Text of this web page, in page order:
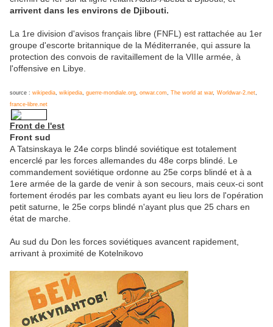
arrivent dans les environs de Djibouti.
La 1re division d'avisos français libre (FNFL) est rattachée au 1er
groupe d'escorte britannique de la Méditerranée, qui assure la
protection des convois de ravitaillement de la VIIIe armée, à
l'offensive en Libye.
source : wikipedia, wikipedia, guerre-mondiale.org, onwar.com, The world at war, Worldwar-2.net,
france-libre.net
Front de l'est
Front sud
A Tatsinskaya le 24e corps blindé soviétique est totalement
encerclé par les forces allemandes du 48e corps blindé. Le
commandement soviétique ordonne au 25e corps blindé et à a
1ere armée de la garde de venir à son secours, mais ceux-ci sont
fortement érodés par les combats ayant eu lieu lors de l'opération
petit saturne, le 25e corps blindé n'ayant plus que 25 chars en
état de marche.
Au sud du Don les forces soviétiques avancent rapidement,
arrivant à proximité de Kotelnikovo